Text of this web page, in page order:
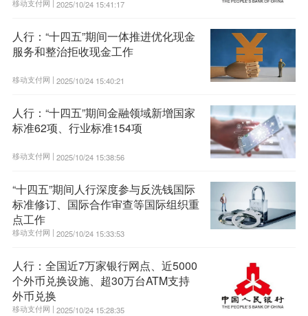
移动支付网 | 2025/10/24 15:41:17
人行：“十四五”期间一体推进优化现金
服务和整治拒收现金工作
移动支付网 | 2025/10/24 15:40:21
人行：“十四五”期间金融领域新增国家
标准62项、行业标准154项
移动支付网 | 2025/10/24 15:38:56
“十四五”期间人行深度参与反洗钱国际
标准修订、国际合作审查等国际组织重
点工作
移动支付网 | 2025/10/24 15:33:53
人行：全国近7万家银行网点、近5000
个外币兑换设施、超30万台ATM支持
外币兑换
移动支付网 | 2025/10/24 15:28:35